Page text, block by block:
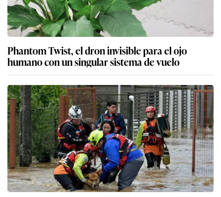
Phantom Twist, el dron invisible para el ojo
humano con un singular sistema de vuelo